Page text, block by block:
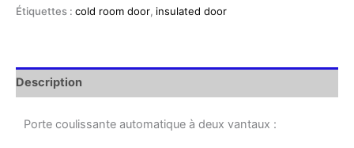
Étiquettes : cold room door, insulated door
Description
Porte coulissante automatique à deux vantaux :